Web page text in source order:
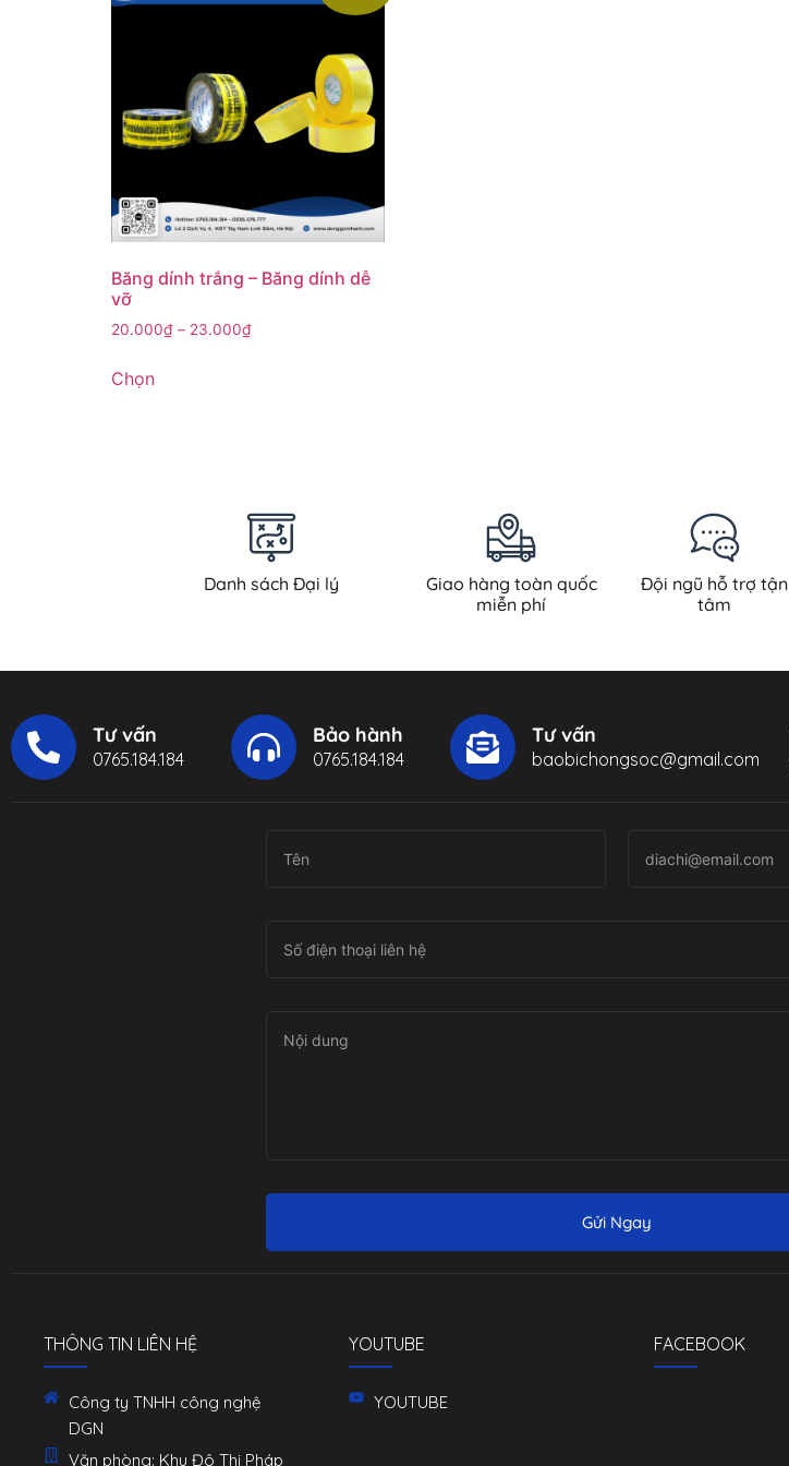
Băng dính trắng – Băng dính dễ
vỡ
20.000₫ – 23.000₫
Chọn
Danh sách Đại lý
Giao hàng toàn quốc
miễn phí
Đội ngũ hỗ trợ tận
tâm
Tư vấn
0765.184.184
Bảo hành
0765.184.184
Tư vấn
baobichongsoc@gmail.com
Gửi Ngay
THÔNG TIN LIÊN HỆ
Công ty TNHH công nghệ
DGN
Văn phòng: Khu Đô Thị Pháp
YOUTUBE
YOUTUBE
FACEBOOK